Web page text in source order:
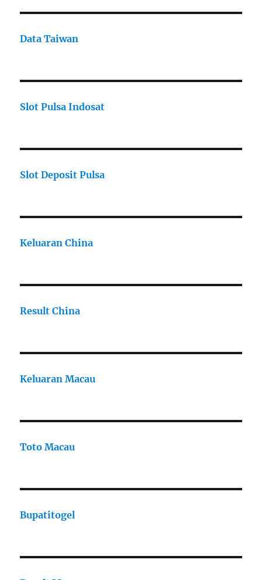
Data Taiwan
Slot Pulsa Indosat
Slot Deposit Pulsa
Keluaran China
Result China
Keluaran Macau
Toto Macau
Bupatitogel